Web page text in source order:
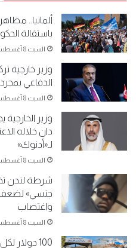
ألمانيا..
باستقالة
السبت 8 أغسطس 2026
وزير خارجية
الدفاعي
السبت 8 أغسطس 2026
وزير الخارجية
دان خلاله
لـ«أدنوك»
السبت 8 أغسطس 2026
شرطة لندن
واغتصاب
السبت 8 أغسطس 2026
100 دولار